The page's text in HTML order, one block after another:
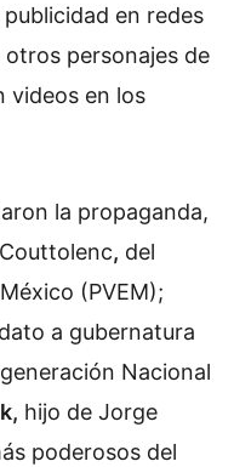
publicidad en redes
otros personajes de
videos en los
la propaganda,
, del
(PVEM);
a gubernatura
Nacional
hijo de Jorge
poderosos del